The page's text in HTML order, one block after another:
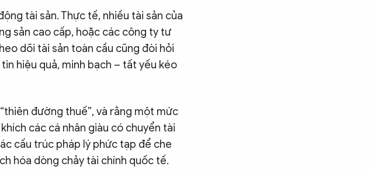
tài sản. Thực tế, nhiều tài sản của
sản cao cấp, hoặc các công ty tư
dõi tài sản toàn cầu cũng đòi hỏi
hiệu quả, minh bạch – tất yếu kéo
đường thuế”, và rằng một mức
các cá nhân giàu có chuyển tài
cấu trúc pháp lý phức tạp để che
hóa dòng chảy tài chính quốc tế.